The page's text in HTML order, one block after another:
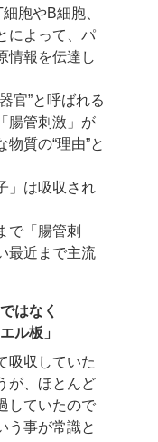
胞やB細胞、
よって、 パ
情報を伝達し
官”と呼ばれる
腸管刺激」が
質の“理由”と
」は吸収され
で「腸管刺
最近まで主流
はなく
ル板」
吸収していた
、 ほとんど
していたので
う事が常識と